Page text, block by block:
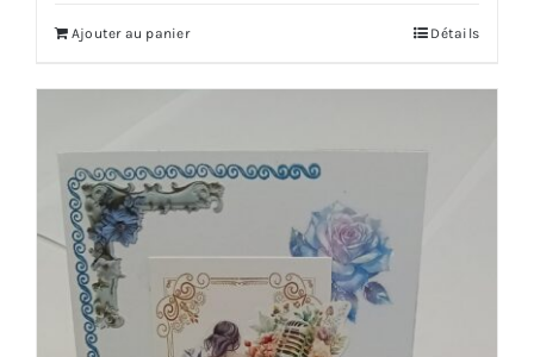
Ajouter au panier Détails